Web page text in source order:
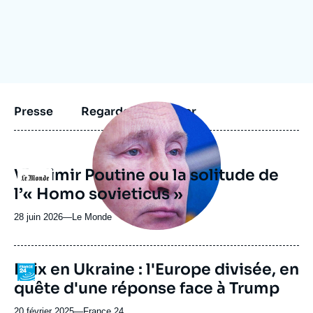
Presse Regarder et écouter
Logo
Image
principale
médiatique
Vladimir Poutine ou la solitude de
l’« Homo sovieticus »
28 juin 2026—Nom
journal,
ou
émission
Le Monde
Logo
Paix en Ukraine : l'Europe divisée, en
quête d'une réponse face à Trump